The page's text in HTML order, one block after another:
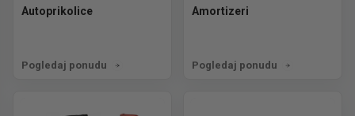
Autoprikolice
Pogledaj ponudu
Amortizeri
Pogledaj ponudu